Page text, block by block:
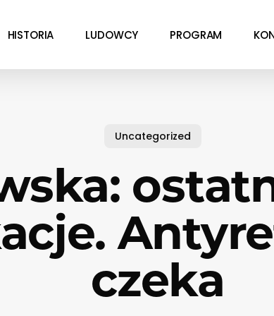
HISTORIA LUDOWCY PROGRAM
Uncategorized
czeka